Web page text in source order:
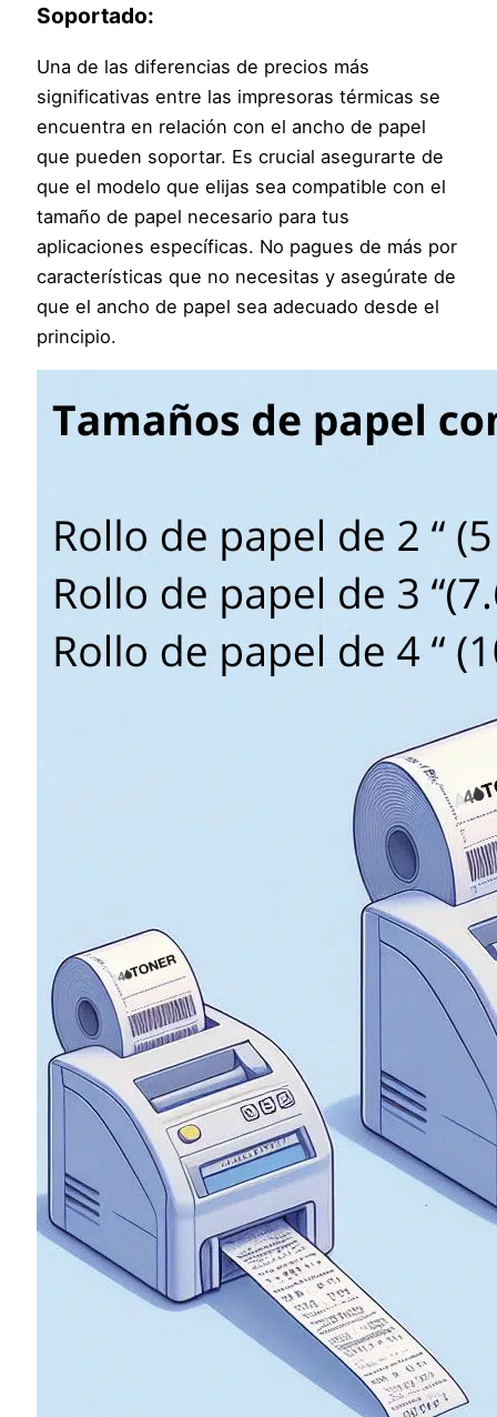
Soportado:
Una de las diferencias de precios más
significativas entre las impresoras térmicas se
encuentra en relación con el ancho de papel
que pueden soportar. Es crucial asegurarte de
que el modelo que elijas sea compatible con el
tamaño de papel necesario para tus
aplicaciones específicas. No pagues de más por
características que no necesitas y asegúrate de
que el ancho de papel sea adecuado desde el
principio.